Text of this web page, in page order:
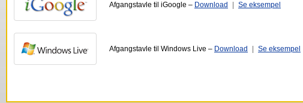
Afgangstavle til iGoogle – Download Se eksempel
Afgangstavle til Windows Live – Download Se eksempel